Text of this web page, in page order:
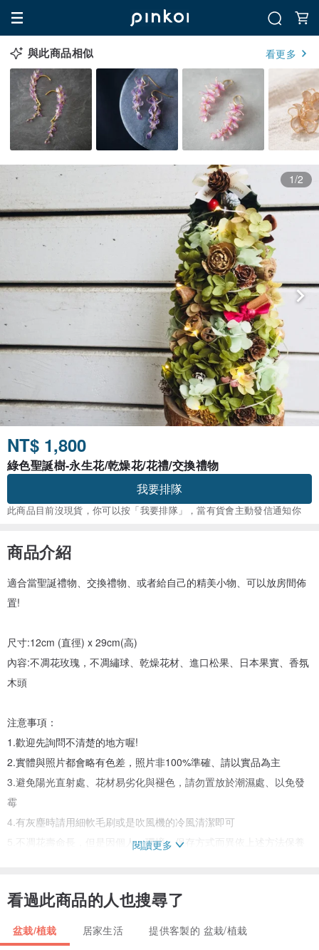
與此商品相似 看更多
1/2
NT$ 1,800
綠色聖誕樹-永生花/乾燥花/花禮/交換禮物
我要排隊
此商品目前沒現貨，你可以按「我要排隊」，當有貨會主動發信通知你
商品介紹
適合當聖誕禮物、交換禮物、或者給自己的精美小物、可以放房間佈
置!
尺寸:12cm (直徑) x 29cm(高)
內容:不凋花玫瑰，不凋繡球、乾燥花材、進口松果、日本果實、香氛
木頭
注意事項：
1.歡迎先詢問不清楚的地方喔!
2.實體與照片都會略有色差，照片非100%準確、請以實品為主
3.避免陽光直射處、花材易劣化與褪色，請勿置放於潮濕處、以免發
霉
4.有灰塵時請用細軟毛刷或是吹風機的冷風清潔即可
5.不凋花壽命長，但是因個人、環境，保存方式而異依上述方法保養
7.花材多為進口，也有季節的限制，如遇到市場短缺、品質狀況不
8.不要劇烈搖晃或碰撞，花容易受損~寄送過程中難以避免有零星花材
閱讀更多
看過此商品的人也搜尋了
盆栽/植栽 居家生活 提供客製的 盆栽/植栽